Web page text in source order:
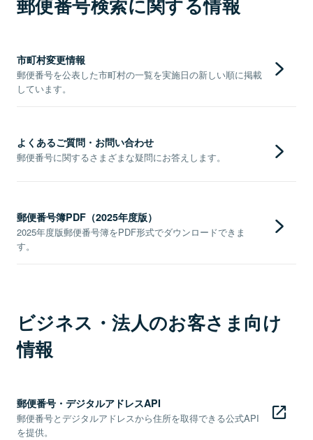
郵便番号検索に関する情報
市町村変更情報
郵便番号を公表した市町村の一覧を実施日の新しい順に掲載
しています。
よくあるご質問・お問い合わせ
郵便番号に関するさまざまな疑問にお答えします。
郵便番号簿PDF（2025年度版）
2025年度版郵便番号簿をPDF形式でダウンロードできま
す。
ビジネス・法人のお客さま向け
情報
郵便番号・デジタルアドレスAPI
郵便番号とデジタルアドレスから住所を取得できる公式API
を提供。